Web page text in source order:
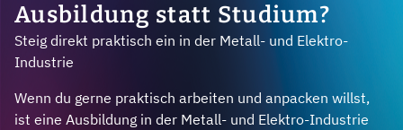
Ausbildung statt Studium?
Steig direkt praktisch ein in der Metall- und Elektro-
Industrie
Wenn du gerne praktisch arbeiten und anpacken willst,
ist eine Ausbildung in der Metall- und Elektro-Industrie